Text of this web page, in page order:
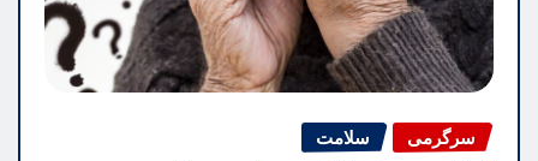
سرگرمی سلامت